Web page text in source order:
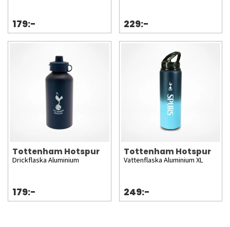
179:- 229:-
Tottenham Hotspur
Drickflaska Aluminium
179:-
Tottenham Hotspur
Vattenflaska Aluminium XL
249:-